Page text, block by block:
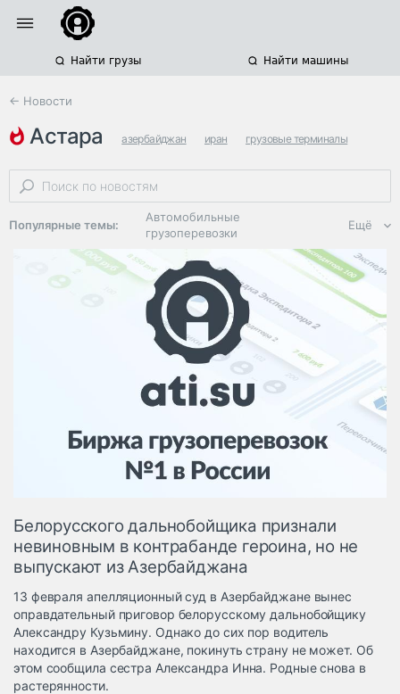
Найти грузы Найти машины
← Новости
астара азербайджан иран грузовые терминалы
Популярные темы:
Автомобильные
грузоперевозки
Региональная
логистика
ЭДО, ИТ в
логистике
Дороги,
инфраструктура
Логистика, грузы
Негабаритные и
опасные грузы
Безопасность и
Таможня и ВЭД
Склады и
терминалы
Коммерческий
транспорт
Спецтехника
Ещё
Белорусского дальнобойщика признали
невиновным в контрабанде героина, но не
выпускают из Азербайджана
13 февраля апелляционный суд в Азербайджане вынес
оправдательный приговор белорусскому дальнобойщику
Александру Кузьмину. Однако до сих пор водитель
находится в Азербайджане, покинуть страну не может. Об
этом сообщила сестра Александра Инна. Родные снова в
растерянности.